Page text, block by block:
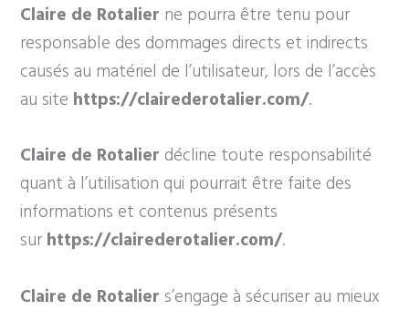
Claire de Rotalier ne pourra être tenu pour
responsable des dommages directs et indirects
causés au matériel de l’utilisateur, lors de l’accès
au site https://clairederotalier.com/.
Claire de Rotalier décline toute responsabilité
quant à l’utilisation qui pourrait être faite des
informations et contenus présents
surhttps://clairederotalier.com/.
Claire de Rotalier s’engage à sécuriser au mieux